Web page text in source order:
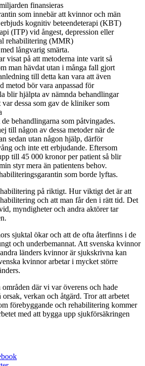
finansieras
som innebär att kvinnor och män
kognitiv beteendeterapi (KBT)
(ITP) vid ångest, depression eller
rehabilitering (MMR)
långvarig smärta.
visat på att metoderna inte varit så
man hävdat utan i många fall gjort
till detta kan vara att även
metod bör vara anpassad för
blir hjälpta av nämnda behandlingar
var dessa som gav de kliniker som
behandlingarna som påtvingades.
till någon av dessa metoder när de
sedan utan någon hjälp, därför
och inte ett erbjudande. Eftersom
till 45 000 kronor per patient så blir
styr mera än patientens behov.
som borde lyftas.
på riktigt. Hur viktigt det är att
och att man får den i rätt tid. Det
myndigheter och andra aktörer tar
sjuktal ökar och att de ofta återfinns i de
och underbemannat. Att svenska kvinnor
länders kvinnor är sjukskrivna kan
kvinnor arbetar i mycket större
där vi var överens och hade
verkan och åtgärd. Tror att arbetet
förebyggande och rehabilitering kommer
med att bygga upp sjukförsäkringen